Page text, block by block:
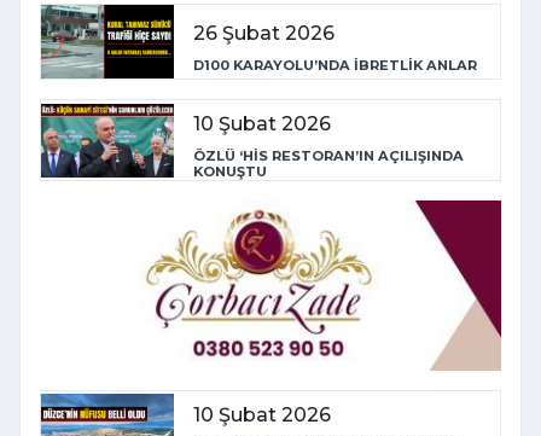
26 Şubat 2026
D100 KARAYOLU’NDA İBRETLİK ANLAR
10 Şubat 2026
ÖZLÜ ‘HİS RESTORAN’IN AÇILIŞINDA
KONUŞTU
10 Şubat 2026